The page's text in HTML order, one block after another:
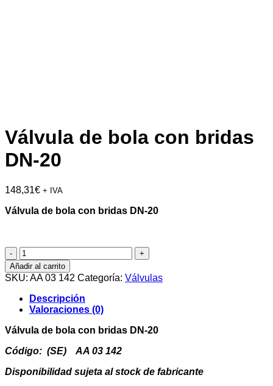
Válvula de bola con bridas
DN-20
148,31€ + IVA
Válvula de bola con bridas DN-20
Válvula
de
bola
con
bridas
DN-
20
cantidad
Añadir al carrito
SKU: AA 03 142 Categoría: Válvulas
Descripción
Valoraciones (0)
Válvula de bola con bridas DN-20
Código: (SE) AA 03 142
Disponibilidad sujeta al stock de fabricante